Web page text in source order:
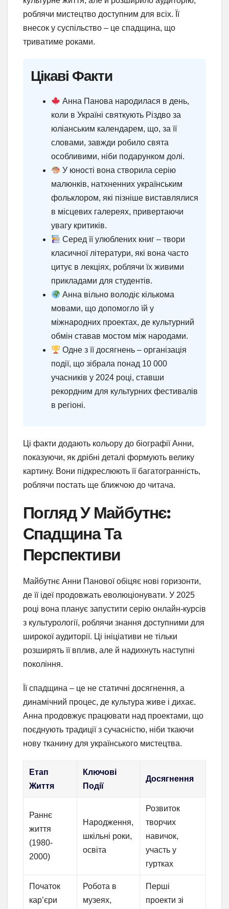
роблячи мистецтво доступним для всіх. Її
внесок у суспільство – це спадщина, що
триватиме роками.
Цікаві Факти
Анна Панова народилася в день,
коли в Україні святкують Різдво за
юліанським календарем, що, за її
словами, завжди робило свята
особливими, ніби подарунком долі.
У юності вона створила серію
малюнків, натхненних українським
фольклором, які пізніше виставлялися
в місцевих галереях, привертаючи
увагу критиків.
Серед її улюблених книг – твори
класичної літератури, які вона часто
цитує в лекціях, роблячи їх живими
прикладами для студентів.
Анна вільно володіє кількома
мовами, що допомогло їй у
міжнародних проектах, де культурний
обмін ставав мостом між народами.
Одне з її досягнень – організація
події, що зібрала понад 10 000
учасників у 2024 році, ставши
рекордним для культурних фестивалів
в регіоні.
Ці факти додають кольору до біографії Анни,
показуючи, як дрібні деталі формують велику
картину. Вони підкреслюють її багатогранність,
роблячи постать ще ближчою до читача.
Погляд У Майбутнє:
Спадщина Та
Перспективи
Майбутнє Анни Панової обіцяє нові горизонти,
де її ідеї продовжать еволюціонувати. У 2025
році вона планує запустити серію онлайн-курсів
з культурології, роблячи знання доступними для
широкої аудиторії. Ці ініціативи не тільки
розширять її вплив, але й надихнуть наступні
покоління.
Її спадщина – це не статичні досягнення, а
динамічний процес, де культура живе і дихає.
Анна продовжує працювати над проектами, що
поєднують традиції з сучасністю, ніби ткаючи
нову тканину для українського мистецтва.
Етап
Життя
Ключові
Події
Досягнення
Раннє
життя
(1980-
2000)
Народження,
шкільні роки,
освіта
Розвиток
творчих
навичок,
участь у
гуртках
Початок
кар’єри
Робота в
музеях,
Перші
проекти зі